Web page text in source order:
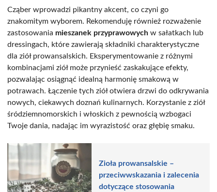
Cząber wprowadzi pikantny akcent, co czyni go
znakomitym wyborem. Rekomenduję również rozważenie
zastosowania mieszanek przyprawowych w sałatkach lub
dressingach, które zawierają składniki charakterystyczne
dla ziół prowansalskich. Eksperymentowanie z różnymi
kombinacjami ziół może przynieść zaskakujące efekty,
pozwalając osiągnąć idealną harmonię smakową w
potrawach. Łączenie tych ziół otwiera drzwi do odkrywania
nowych, ciekawych doznań kulinarnych. Korzystanie z ziół
śródziemnomorskich i włoskich z pewnością wzbogaci
Twoje dania, nadając im wyrazistość oraz głębię smaku.
Zioła prowansalskie –
przeciwwskazania i zalecenia
dotyczące stosowania